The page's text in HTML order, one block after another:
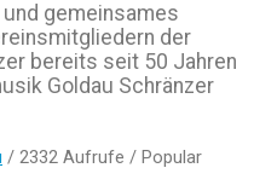
gemeinsames
der
bereits seit 50 Jahren
Goldau Schränzer
/ 2332 Aufrufe / Popular